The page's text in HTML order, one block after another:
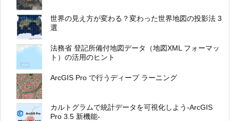
世界の見え方が変わる？変わった世界地図の投影法 3
選
法務省 登記所備付地図データ（地図XML フォーマッ
ト）の活用のヒント
ArcGIS Pro で行うディープ ラーニング
カルトグラムで統計データを可視化しよう-ArcGIS
Pro 3.5 新機能-